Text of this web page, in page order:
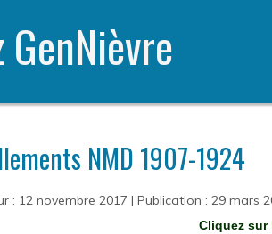
NMD 1907-1924
: 12 novembre 2017 | Publication : 29 mars
Cliquez sur